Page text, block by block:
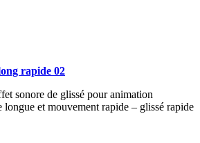
rapide 02
sonore de glissé pour animation
longue et mouvement rapide – glissé rapide